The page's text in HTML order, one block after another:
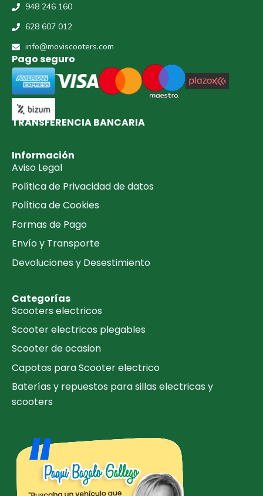
948 246 160
628 607 012
info@moviscooters.com
Pago seguro
TRANSFERENCIA BANCARIA​
Información
Aviso Legal
Política de Privacidad de datos
Política de Cookies
Formas de Pago
Envío y Transporte
Devoluciones y Desestimiento
Categorías
Scooters electricos
Scooter electricos plegables
Scooter de ocasion
Capotas para Scooter electrico
Baterías y repuestos para sillas electricas y
scooters